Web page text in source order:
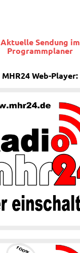
Aktuelle Sendung im
Programmplaner
MHR24 Web-Player: